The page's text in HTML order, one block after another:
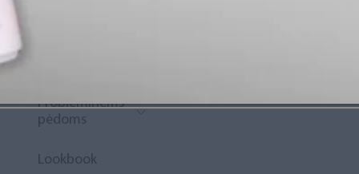
Probleminėms
pėdoms
Lookbook